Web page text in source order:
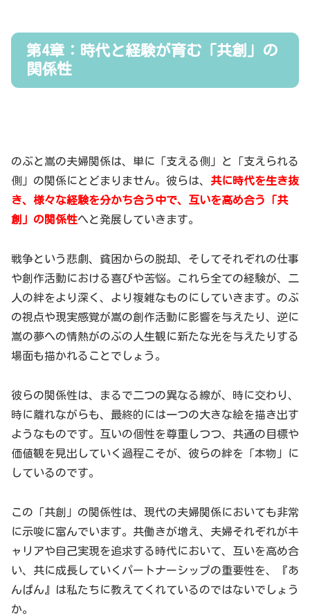
第4章：時代と経験が育む「共創」の
関係性
のぶと嵩の夫婦関係は、単に「支える側」と「支えられる
側」の関係にとどまりません。彼らは、 共に時代を生き抜
き、様々な経験を分かち合う中で、互いを高め合う「共
創」の関係性へと発展していきます。
戦争という悲劇、貧困からの脱却、そしてそれぞれの仕事
や創作活動における喜びや苦悩。これら全ての経験が、二
人の絆をより深く、より複雑なものにしていきます。のぶ
の視点や現実感覚が嵩の創作活動に影響を与えたり、逆に
嵩の夢への情熱がのぶの人生観に新たな光を与えたりする
場面も描かれることでしょう。
彼らの関係性は、まるで二つの異なる線が、時に交わり、
時に離れながらも、最終的には一つの大きな絵を描き出す
ようなものです。互いの個性を尊重しつつ、共通の目標や
価値観を見出していく過程こそが、彼らの絆を「本物」に
しているのです。
この「共創」の関係性は、現代の夫婦関係においても非常
に示唆に富んでいます。共働きが増え、夫婦それぞれがキ
ャリアや自己実現を追求する時代において、互いを高め合
い、共に成長していくパートナーシップの重要性を、『あ
んぱん』は私たちに教えてくれているのではないでしょう
か。